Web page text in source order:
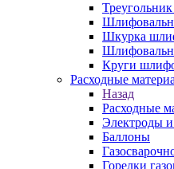
Шкурка
Круги
Расходные
Назад
Расходные
Электроды
Баллоны
Горелки